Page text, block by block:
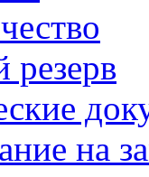
резерв
на